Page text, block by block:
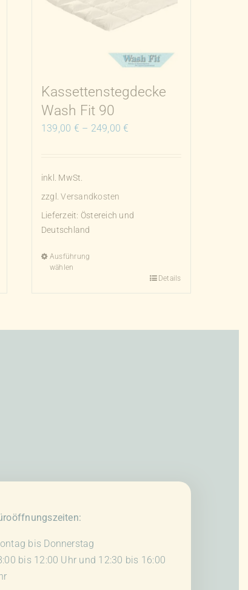
Kassettenstegdecke
Wash Fit 90
139,00 € – 249,00€
inkl. MwSt.
zzgl.Versandkosten
Lieferzeit: Östereich und
Deutschland
Ausführung
wählen
Produkt
mehrere
Details
bis Donnerstag
bis 12:00 Uhr und 12:30 bis 16:00